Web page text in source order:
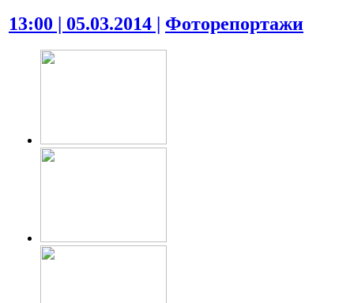
13:00 | 05.03.2014 | Фоторепортажи